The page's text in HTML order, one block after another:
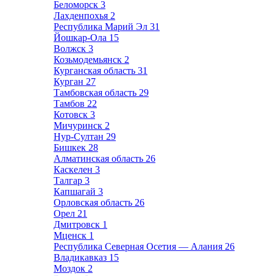
Беломорск 3
Лахденпохья 2
Республика Марий Эл 31
Йошкар-Ола 15
Волжск 3
Козьмодемьянск 2
Курганская область 31
Курган 27
Тамбовская область 29
Тамбов 22
Котовск 3
Мичуринск 2
Нур-Султан 29
Бишкек 28
Алматинская область 26
Каскелен 3
Талгар 3
Капшагай 3
Орловская область 26
Орел 21
Дмитровск 1
Мценск 1
Республика Северная Осетия — Алания 26
Владикавказ 15
Моздок 2